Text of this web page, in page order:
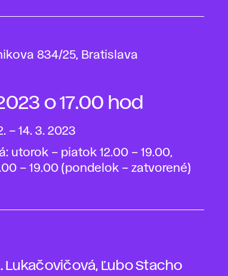
834/25, Bratislava
o 17.00 hod
– 14. 3. 2023
utorok – piatok 12.00 – 19.00,
– 19.00 (pondelok – zatvorené)
Lukačovičová, Ľubo Stacho